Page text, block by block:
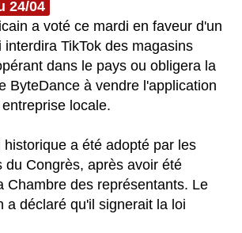
24/04
a voté ce mardi en faveur d'un
interdira TikTok des magasins
dans le pays ou obligera la
ByteDance à vendre l'application
locale.
historique a été adopté par les
du Congrès, après avoir été
Chambre des représentants. Le
a déclaré qu'il signerait la loi